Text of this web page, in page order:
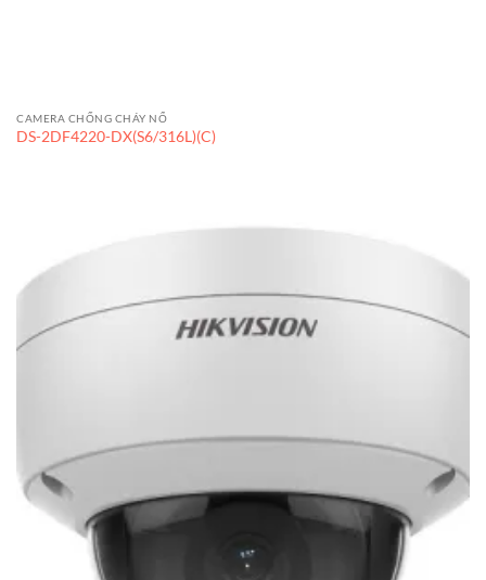
CAMERA CHỐNG CHÁY NỔ
DS-2DF4220-DX(S6/316L)(C)